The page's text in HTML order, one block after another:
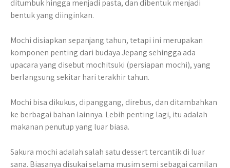
ditumbuk hingga menjadi pasta, dan dibentuk menjadi
bentuk yang diinginkan.
Mochi disiapkan sepanjang tahun, tetapi ini merupakan
komponen penting dari budaya Jepang sehingga ada
upacara yang disebut mochitsuki (persiapan mochi), yang
berlangsung sekitar hari terakhir tahun.
Mochi bisa dikukus, dipanggang, direbus, dan ditambahkan
ke berbagai bahan lainnya. Lebih penting lagi, itu adalah
makanan penutup yang luar biasa.
Sakura mochi adalah salah satu dessert tercantik di luar
sana. Biasanya disukai selama musim semi sebagai camilan